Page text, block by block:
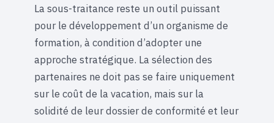
La sous-traitance reste un outil puissant
pour le développement d’un organisme de
formation, à condition d’adopter une
approche stratégique. La sélection des
partenaires ne doit pas se faire uniquement
sur le coût de la vacation, mais sur la
solidité de leur dossier de conformité et leur